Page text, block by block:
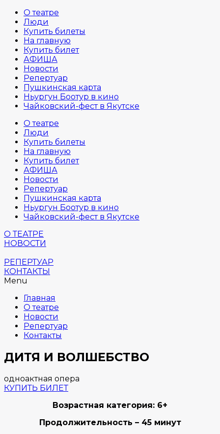
О театре
Люди
Купить билеты
На главную
Купить билет
АФИША
Новости
Репертуар
Пушкинская карта
Ньургун Боотур в кино
Чайковский-фест в Якутске
О театре
Люди
Купить билеты
На главную
Купить билет
АФИША
Новости
Репертуар
Пушкинская карта
Ньургун Боотур в кино
Чайковский-фест в Якутске
О ТЕАТРЕ
НОВОСТИ
РЕПЕРТУАР
КОНТАКТЫ
Menu
Главная
О театре
Новости
Репертуар
Контакты
ДИТЯ И ВОЛШЕБСТВО
одноактная опера
КУПИТЬ БИЛЕТ
Возрастная категория: 6+
Продолжительность – 45 минут